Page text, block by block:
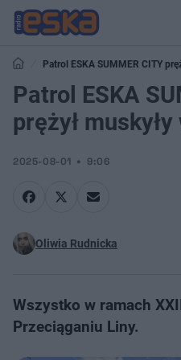
Patrol ESKA SUMMER CITY
Patrol ESKA
prężył
2025-08-01 9:06
Oliwia Rudnicka
Wszystko w ramach
Przeciąganiu Liny.